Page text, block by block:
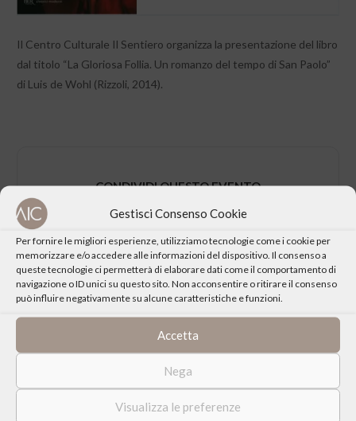
Gestisci Consenso Cookie
Per fornire le migliori esperienze, utilizziamo tecnologie come i cookie per
memorizzare e/o accedere alle informazioni del dispositivo. Il consenso a
queste tecnologie ci permetterà di elaborare dati come il comportamento di
navigazione o ID unici su questo sito. Non acconsentire o ritirare il consenso
può influire negativamente su alcune caratteristiche e funzioni.
Accetta
Nega
Visualizza le preferenze
Il Centro Culturale Il Sentiero organizza la presentazione del libro
dal titolo “La Gloriosa Follia. Un romanzo del tempo di San Paolo”
di Luis de Wohl (Rizzoli, 2014).
CONDIVIDI QUESTO EVENTO
DATA
Venerdì 31 Ottobre 2014 ore 18:30